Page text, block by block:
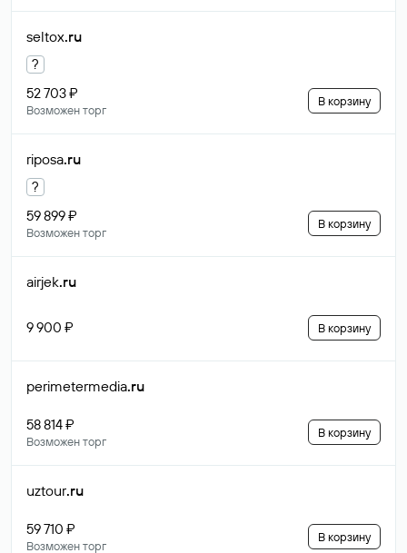
seltox.ru
?
52 703 ₽
Возможен торг
В корзину
riposa.ru
?
59 899 ₽
Возможен торг
В корзину
airjek.ru
9 900 ₽ В корзину
perimetermedia.ru
58 814 ₽
Возможен торг
В корзину
uztour.ru
59 710 ₽
Возможен торг
В корзину